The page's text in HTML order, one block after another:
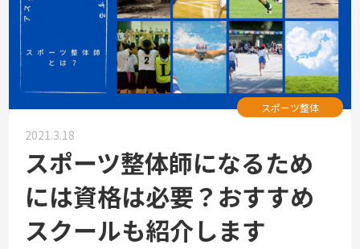
スポーツ整体
2021.3.18
スポーツ整体師になるため
には資格は必要？おすすめ
スクールも紹介します